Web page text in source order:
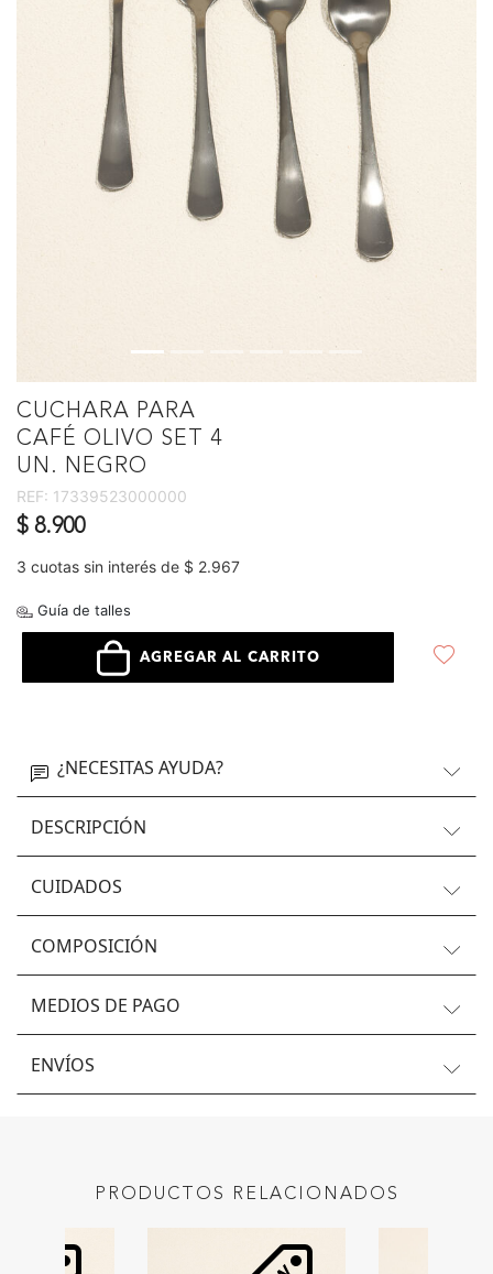
CUCHARA PARA
CAFÉ OLIVO SET 4
UN. NEGRO
REF: 17339523000000
$ 8.900
3 cuotas sin interés de $ 2.967
Guía de talles
AGREGAR AL CARRITO
¿NECESITAS AYUDA?
DESCRIPCIÓN
CUIDADOS
COMPOSICIÓN
MEDIOS DE PAGO
ENVÍOS
PRODUCTOS RELACIONADOS